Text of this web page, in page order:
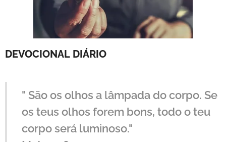
DEVOCIONAL DIÁRIO
" São os olhos a lâmpada do corpo. Se
os teus olhos forem bons, todo o teu
corpo será luminoso."